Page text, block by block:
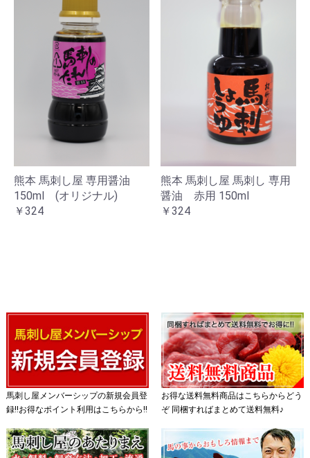
熊本 馬刺し屋 専用醤油
150ml (オリジナル)
￥324
熊本 馬刺し屋 馬刺し 専用
醤油 赤用 150ml
￥324
馬刺し屋メンバーシップの新規会員登
録!!お得なポイント利用はこちらから!!
お得な送料無料商品はこちらからどう
ぞ 同梱すればまとめて送料無料♪